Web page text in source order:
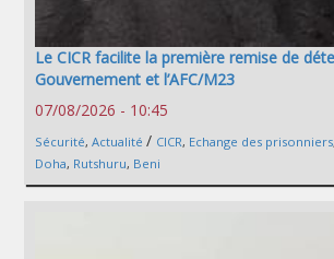
Le CICR facilite la première remise de
Gouvernement et l’AFC/M23
07/08/2026 - 10:45
Sécurité, Actualité / CICR, Echange des prisonniers,
Doha, Rutshuru, Beni